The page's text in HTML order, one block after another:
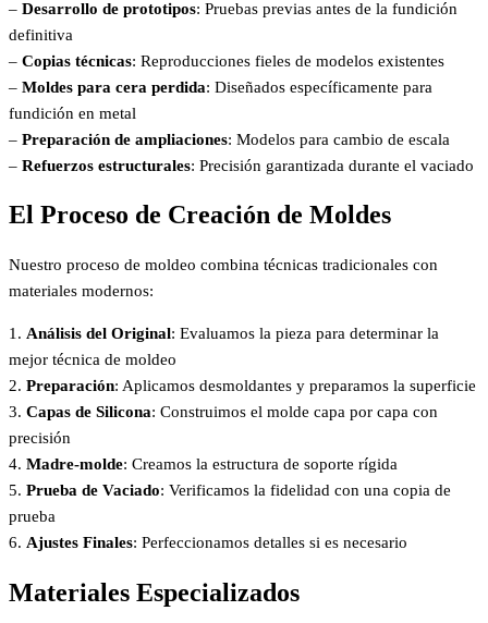
– Desarrollo de prototipos: Pruebas previas antes de la fundición
definitiva
– Copias técnicas: Reproducciones fieles de modelos existentes
– Moldes para cera perdida: Diseñados específicamente para
fundición en metal
– Preparación de ampliaciones: Modelos para cambio de escala
– Refuerzos estructurales: Precisión garantizada durante el vaciado
El Proceso de Creación de Moldes
Nuestro proceso de moldeo combina técnicas tradicionales con
materiales modernos:
1. Análisis del Original: Evaluamos la pieza para determinar la
mejor técnica de moldeo
2. Preparación: Aplicamos desmoldantes y preparamos la superficie
3. Capas de Silicona: Construimos el molde capa por capa con
precisión
4. Madre-molde: Creamos la estructura de soporte rígida
5. Prueba de Vaciado: Verificamos la fidelidad con una copia de
prueba
6. Ajustes Finales: Perfeccionamos detalles si es necesario
Materiales Especializados